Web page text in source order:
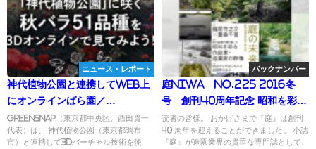
ニュース・レポート
神代植物公園と連携してWEB上
にオンラインばら園／
GreenSnap
GreenSnap（東京都中央区、西田貴一
代表）は、 神代植物公園（東京都調布
市）と連携して3Dバーチャル技術を使
バックナンバー
庭NIWA No.225 2016冬
号 創刊40周年記念 昭和を彩る
作庭家・造園家の群像
読者の皆様。 おかげさまで『庭』は創刊
40 周年を迎えることができました。 小誌
『庭』が造園業界の貴重な専門誌として、